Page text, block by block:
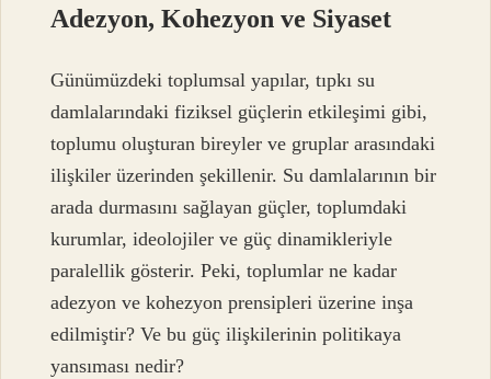
Adezyon, Kohezyon ve Siyaset
Günümüzdeki toplumsal yapılar, tıpkı su
damlalarındaki fiziksel güçlerin etkileşimi gibi,
toplumu oluşturan bireyler ve gruplar arasındaki
ilişkiler üzerinden şekillenir. Su damlalarının bir
arada durmasını sağlayan güçler, toplumdaki
kurumlar, ideolojiler ve güç dinamikleriyle
paralellik gösterir. Peki, toplumlar ne kadar
adezyon ve kohezyon prensipleri üzerine inşa
edilmiştir? Ve bu güç ilişkilerinin politikaya
yansıması nedir?